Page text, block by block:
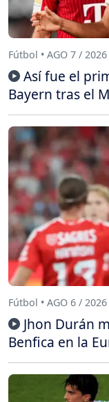
Fútbol • AGO 7 / 2026
Así fue el
Bayern tras el
Fútbol • AGO 6 / 2026
Jhon Durán
Benfica en la